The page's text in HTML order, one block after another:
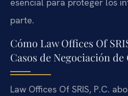
parte.
Cómo Law Offices Of
Casos de Negociación
Law Offices Of SRIS, P.C.